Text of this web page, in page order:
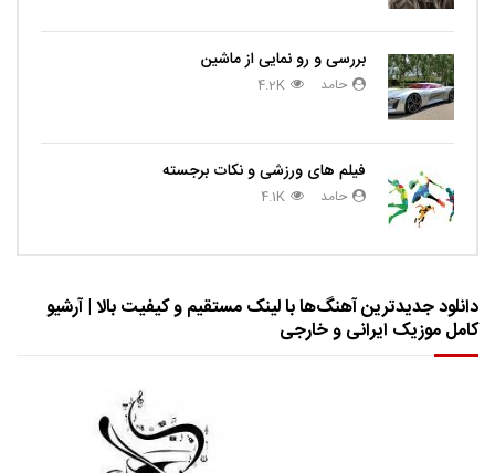
بررسی و رو نمایی از ماشین
حامد 4.2K
فیلم های ورزشی و نکات برجسته
حامد 4.1K
دانلود جدیدترین آهنگ‌ها با لینک مستقیم و کیفیت بالا | آرشیو
کامل موزیک ایرانی و خارجی